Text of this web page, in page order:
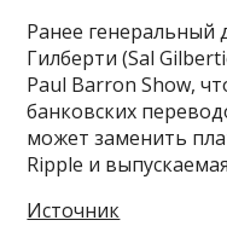
Ранее генеральный
Гилберти (Sal
Paul Barron Show,
банковских
может заменить
Ripple и
Источник